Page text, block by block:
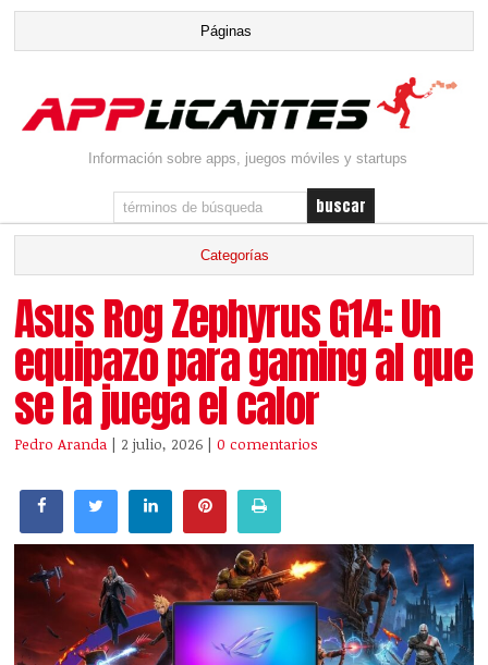
Información sobre apps, juegos móviles y startups
Asus Rog Zephyrus G14: Un
equipazo para gaming al que
se la juega el calor
Pedro Aranda | 2 julio, 2026 |0 comentarios